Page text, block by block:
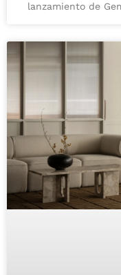
lanzamiento de